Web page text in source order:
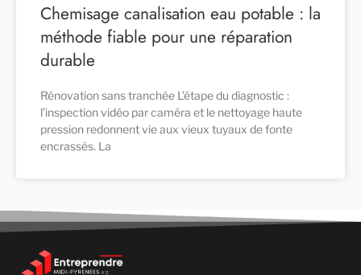
Chemisage canalisation eau potable : la
méthode fiable pour une réparation
durable
Rénovation sans tranchée L’étape du diagnostic :
l’inspection vidéo par caméra et le nettoyage haute
pression redonnent vie aux vieux tuyaux de fonte
encrassés. La